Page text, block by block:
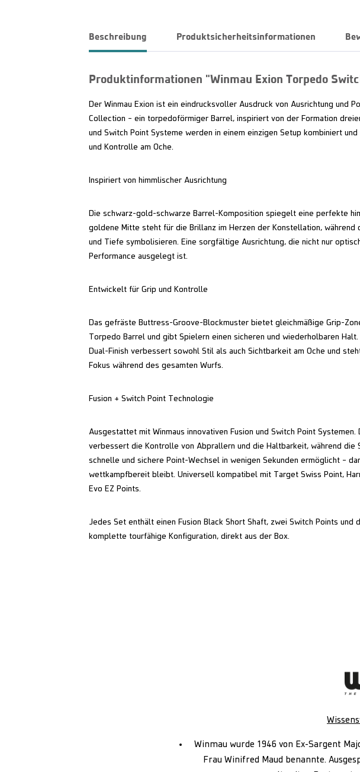
Beschreibung Produktsicherheitsinformationen
Produktinformationen "Winmau Exion Torpedo
Der Winmau Exion ist ein eindrucksvoller Ausdruck von Ausrichtung und
Collection – ein torpedoförmiger Barrel, inspiriert von der Formation
und Switch Point Systeme werden in einem einzigen Setup kombiniert
und Kontrolle am Oche.
Inspiriert von himmlischer Ausrichtung
Die schwarz-gold-schwarze Barrel-Komposition spiegelt eine perfekte
goldene Mitte steht für die Brillanz im Herzen der Konstellation, während
und Tiefe symbolisieren. Eine sorgfältige Ausrichtung, die nicht nur
Performance ausgelegt ist.
Entwickelt für Grip und Kontrolle
Das gefräste Buttress-Groove-Blockmuster bietet gleichmäßige Grip-
Torpedo Barrel und gibt Spielern einen sicheren und wiederholbaren
Dual-Finish verbessert sowohl Stil als auch Sichtbarkeit am Oche und
Fokus während des gesamten Wurfs.
Fusion + Switch Point Technologie
Ausgestattet mit Winmaus innovativen Fusion und Switch Point Systemen.
verbessert die Kontrolle von Abprallern und die Haltbarkeit, während die
schnelle und sichere Point-Wechsel in wenigen Sekunden ermöglicht –
wettkampfbereit bleibt. Universell kompatibel mit Target Swiss Point,
Evo EZ Points.
Jedes Set enthält einen Fusion Black Short Shaft, zwei Switch Points und
komplette tourfähige Konfiguration, direkt aus der Box.
Winmau wurde 1946 von Ex-Sargent
Frau Winifred Maud benannte.